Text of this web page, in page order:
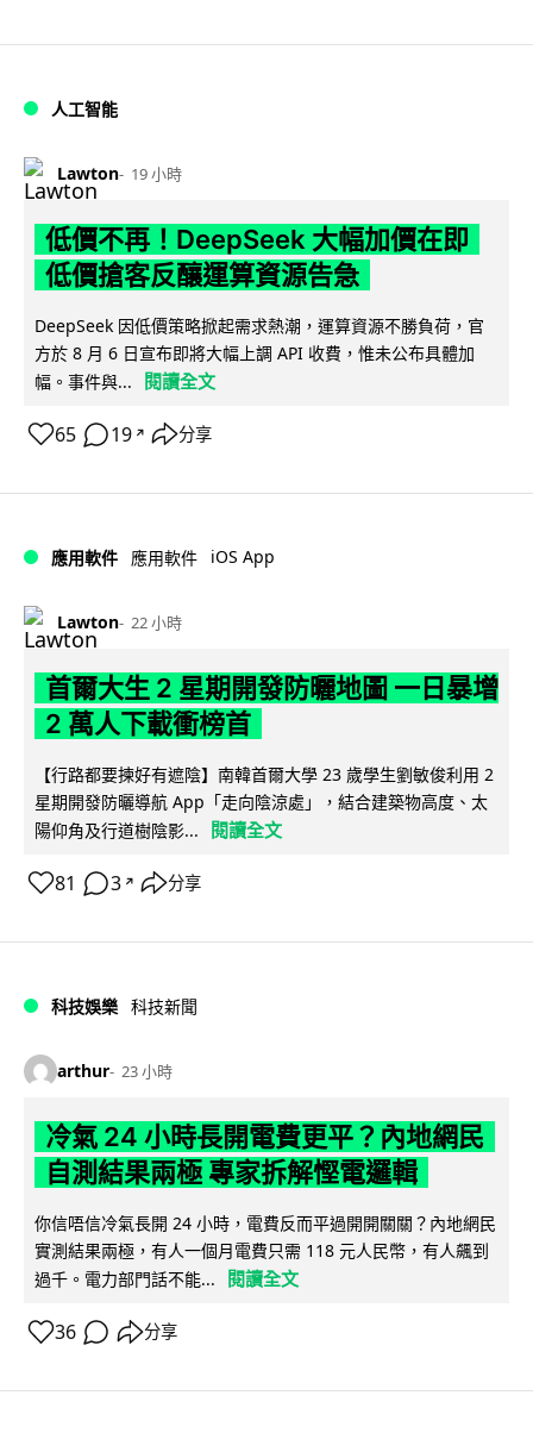
人工智能
Lawton 19 小時
低價不再！DeepSeek 大幅加價在即
低價搶客反釀運算資源告急
DeepSeek 因低價策略掀起需求熱潮，運算資源不勝負荷，官
方於 8 月 6 日宣布即將大幅上調 API 收費，惟未公布具體加
幅。事件與...
閱讀全文
65 19 ↗ 分享
應用軟件 應用軟件 iOS App
Lawton 22 小時
首爾大生 2 星期開發防曬地圖 一日暴增
2 萬人下載衝榜首
【行路都要揀好有遮陰】南韓首爾大學 23 歲學生劉敏俊利用 2
星期開發防曬導航 App「走向陰涼處」，結合建築物高度、太
陽仰角及行道樹陰影...
閱讀全文
81 3 ↗ 分享
科技娛樂 科技新聞
arthur 23 小時
冷氣 24 小時長開電費更平？內地網民
自測結果兩極 專家拆解慳電邏輯
你信唔信冷氣長開 24 小時，電費反而平過開開關關？內地網民
實測結果兩極，有人一個月電費只需 118 元人民幣，有人飆到
過千。電力部門話不能...
閱讀全文
36 分享